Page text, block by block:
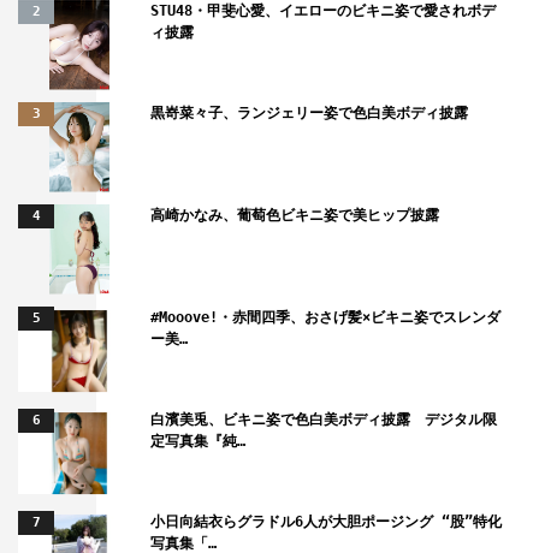
と語った。
茉優の同僚で心理カウンセラーの藤井稔を演じた桐山も
「僕が初めて貞子を見た時は中学生くらい。『リング』が
初めて観たホラー映画だったし、当時は本当に怖くてその
トラウマがいまだにこびりついています。映画出演のお話
を頂いた時はついに来たか！と思いました。実は僕、二大
ジャパニーズホラーと言われいるもう片方にも出ていて…
なかなか両方制覇できることはないと思うので、ありがた
いなと思います。僕の役柄は、周りの人たちが呪いに陥っ
ていく様を視聴者目線で見ている立場だったと思うので、
その役割を担えたことがうれしかったです」と。
『リング』『リング2』から約20年ぶりに出演した佐藤
は「多分、20年ぶりに同じ役をやるなんて二度とないと
ファンからしたらすごいことだ！ってみんな盛り上がって
2
STU48・甲斐心愛、イエローのビキニ姿で愛されボデ
ィ披露
3 黒嵜菜々子、ランジェリー姿で色白美ボディ披露
4 高崎かなみ、葡萄色ビキニ姿で美ヒップ披露
5
#Mooove!・赤間四季、おさげ髪×ビキニ姿でスレンダ
ー美…
6
白濱美兎、ビキニ姿で色白美ボディ披露 デジタル限
定写真集『純…
7
小日向結衣らグラドル6人が大胆ポージング “股”特化
写真集「…